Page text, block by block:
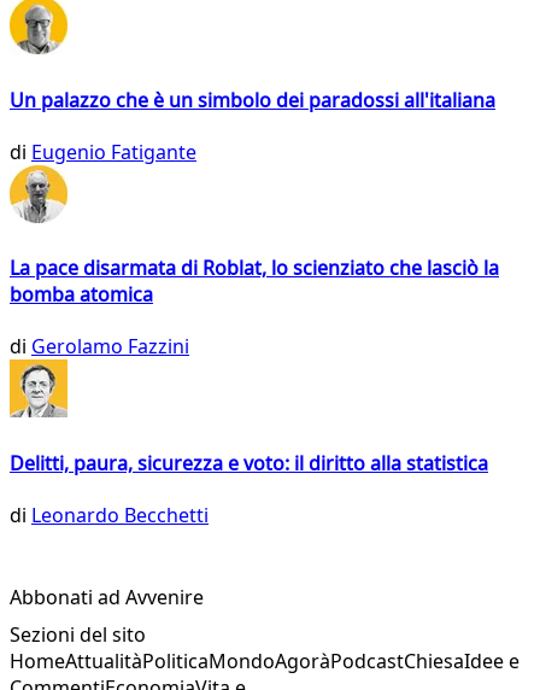
Un palazzo che è un simbolo dei paradossi all'italiana
di Eugenio Fatigante
La pace disarmata di Roblat, lo scienziato che lasciò la
bomba atomica
di Gerolamo Fazzini
Delitti, paura, sicurezza e voto: il diritto alla statistica
di Leonardo Becchetti
Abbonati ad Avvenire
Sezioni del sito
HomeAttualitàPoliticaMondoAgoràPodcastChiesaIdee e